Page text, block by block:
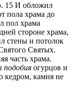
15 И обложил
пола храма до
пол храма
стороне храма,
стены и потолок
Святых.
часть храма.
подобия огурцов и
кедром, камня не